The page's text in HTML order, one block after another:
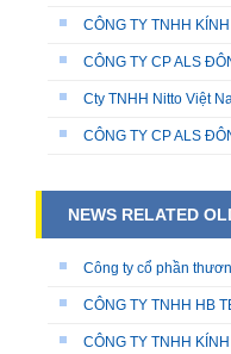
CÔNG TY TNHH
CÔNG TY CP ALS
Cty TNHH Nitto Việt
CÔNG TY CP ALS
NEWS RELATED
Công ty cổ phần
CÔNG TY TNHH HB
CÔNG TY TNHH